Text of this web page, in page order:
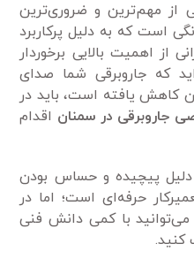
از مهم‌ترین و ضروری‌ترین
است که به دلیل پرکاربرد
از اهمیت بالایی برخوردار
که جاروبرقی شما صدای
کاهش یافته است، باید در
جاروبرقی در سمنان اقدام
دلیل پیچیده و حساس بودن
حرفه‌ای است؛ اما در
می‌توانید با کمی‌ دانش فنی
کنید.